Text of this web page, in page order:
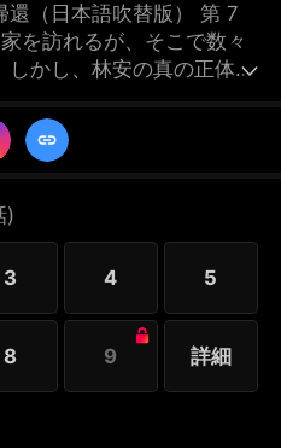
還（日本語吹替版） 第 7
を訪れるが、そこで数々
かし、林安の真の正体
い。
)
3 4 5
8 9 詳細